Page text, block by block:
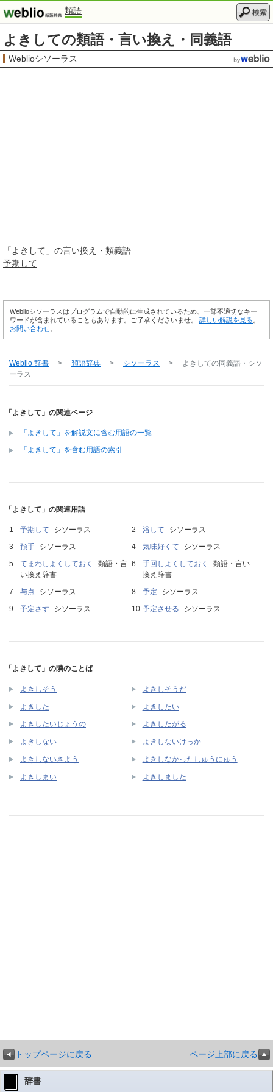
類語 検索
よきしての類語・言い換え・同義語
Weblioシソーラス
「 よきして 」の言い換え・類義語
予期して
Weblioシソーラスはプログラムで自動的に生成されているため、一部不適切なキー
ワードが含まれていることもあります。ご了承くださいませ。 詳しい解説を見る
お問い合わせ
Weblio 辞書 > 類語辞典 > シソーラス > よきしての同義語・シソ
ーラス
「よきして」の関連ページ
「よきして」を解説文に含む用語の一覧
「よきして」を含む用語の索引
「よきして」の関連用語
予期して シソーラス 浴して
シソーラス
預手
シソーラス 気味好くて
シソーラス
てまわしよくしておく
類語・言
い換え辞書
手回しよくしておく
類語・言い
換え辞書
与点
シソーラス 予定
シソーラス
予定さす
シソーラス 予定させる シソーラス
「よきして」の隣のことば
よきしそう よきしそうだ
よきした よきしたい
よきしたいじょうの よきしたがる
よきしない よきしないけっか
よきしないさよう よきしなかったしゅうにゅう
よきしまい よきしました
トップページに戻る ページ上部に戻る
辞書